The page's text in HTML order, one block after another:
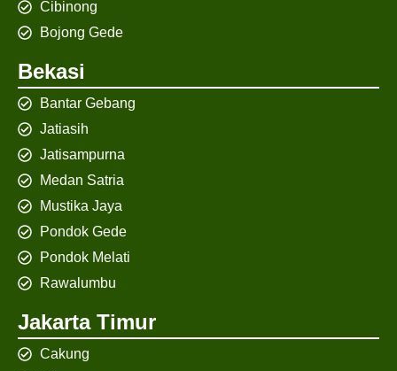
Cibinong
Bojong Gede
Bekasi
Bantar Gebang
Jatiasih
Jatisampurna
Medan Satria
Mustika Jaya
Pondok Gede
Pondok Melati
Rawalumbu
Jakarta Timur
Cakung